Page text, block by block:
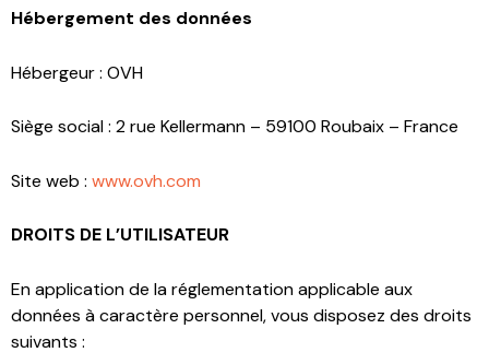
Hébergement des données
Hébergeur : OVH
Siège social : 2 rue Kellermann – 59100 Roubaix – France
Site web : www.ovh.com
DROITS DE L’UTILISATEUR
En application de la réglementation applicable aux
données à caractère personnel, vous disposez des droits
suivants :